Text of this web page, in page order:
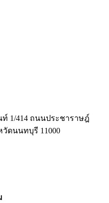
ท์ 1/414 ถนนประชาราษฎ์
วัดนนทบุรี 11000